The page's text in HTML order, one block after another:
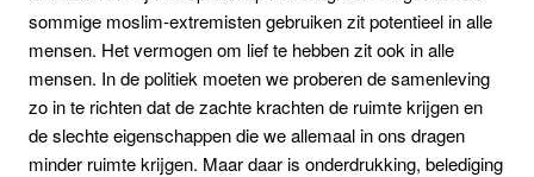
sommige moslim-extremisten gebruiken zit potentieel in alle
mensen. Het vermogen om lief te hebben zit ook in alle
mensen. In de politiek moeten we proberen de samenleving
zo in te richten dat de zachte krachten de ruimte krijgen en
de slechte eigenschappen die we allemaal in ons dragen
minder ruimte krijgen. Maar daar is onderdrukking, belediging